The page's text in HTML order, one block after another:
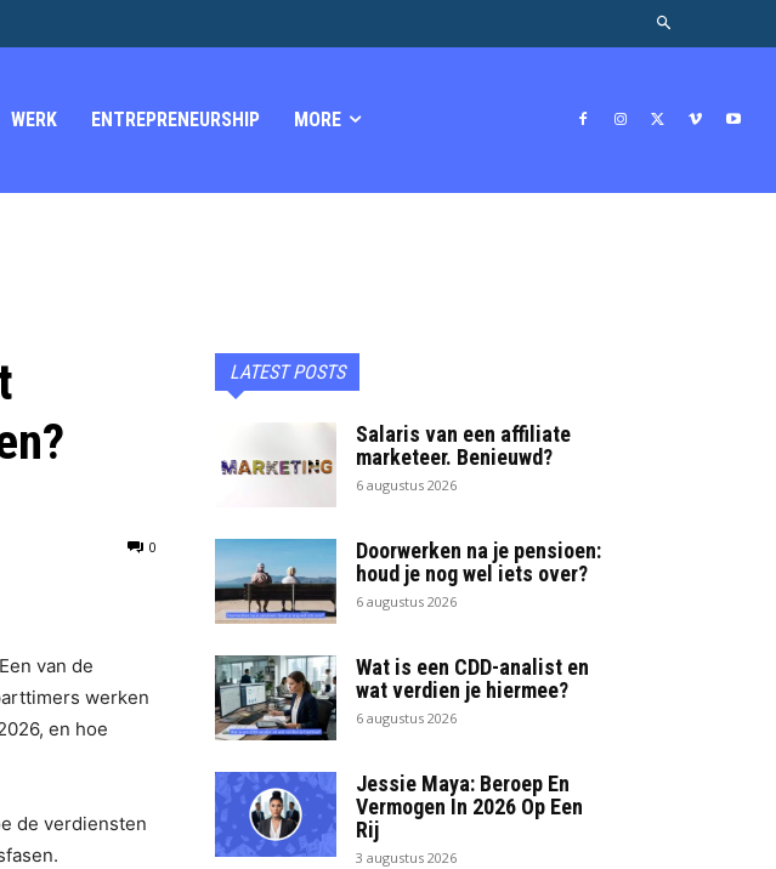
WERK ENTREPRENEURSHIP MORE
0
van de
werken
en hoe
de verdiensten
LATEST POSTS
Salaris van een affiliate
marketeer. Benieuwd?
6 augustus 2026
Doorwerken na je pensioen:
houd je nog wel iets over?
6 augustus 2026
Wat is een CDD-analist en
wat verdien je hiermee?
6 augustus 2026
Jessie Maya: Beroep En
Vermogen In 2026 Op Een
Rij
3 augustus 2026